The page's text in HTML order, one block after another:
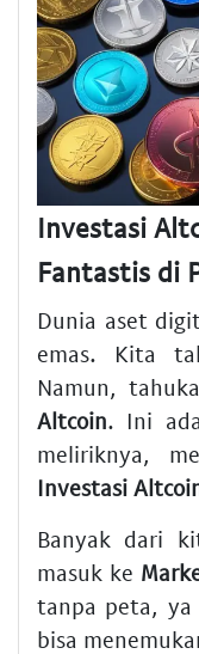
Investasi
Fantastis di
Dunia aset
emas. Kita
Namun,
Altcoin. Ini
meliriknya,
Investasi
Banyak dari
masuk ke
tanpa peta, ya
bisa